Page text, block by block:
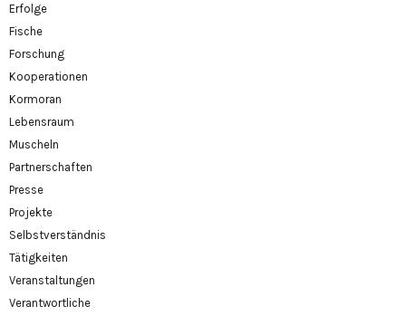
Erfolge
Fische
Forschung
Kooperationen
Kormoran
Lebensraum
Muscheln
Partnerschaften
Presse
Projekte
Selbstverständnis
Tätigkeiten
Veranstaltungen
Verantwortliche